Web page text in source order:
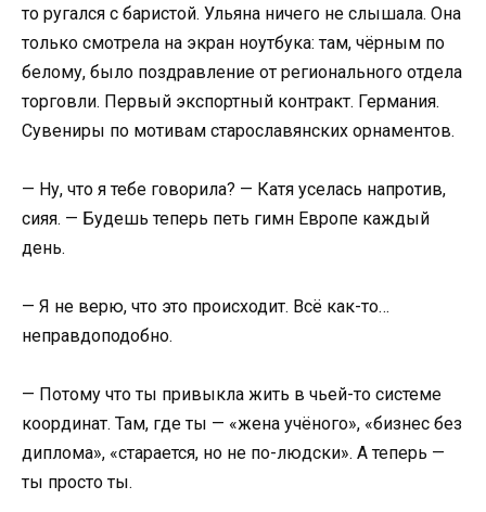
то ругался с баристой. Ульяна ничего не слышала. Она
только смотрела на экран ноутбука: там, чёрным по
белому, было поздравление от регионального отдела
торговли. Первый экспортный контракт. Германия.
Сувениры по мотивам старославянских орнаментов.
— Ну, что я тебе говорила? — Катя уселась напротив,
сияя. — Будешь теперь петь гимн Европе каждый
день.
— Я не верю, что это происходит. Всё как-то…
неправдоподобно.
— Потому что ты привыкла жить в чьей-то системе
координат. Там, где ты — «жена учёного», «бизнес без
диплома», «старается, но не по-людски». А теперь —
ты просто ты.